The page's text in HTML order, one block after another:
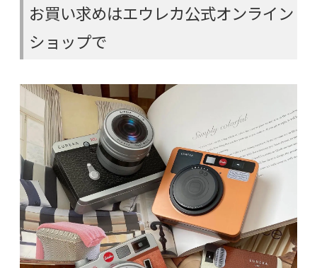
お買い求めはエウレカ公式オンライン
ショップで